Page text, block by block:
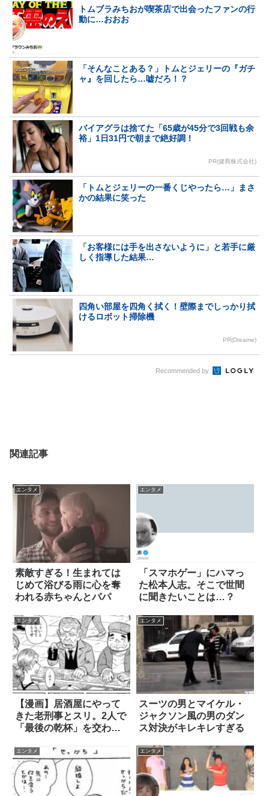
トムブラみちおが喫茶店で出会ったファンの行
動に…おおお
「そんなことある？」トムとジェリーの『ガチ
ャ』を回したら…嘘だろ！？
バイアグラは捨てた「65歳が45分で3回戦も余
裕」1日31円で朝まで絶好調！
PR(健商株式会社)
「トムとジェリーの一番くじやったら…」まさ
かの結果に笑った
「お客様には手を出さないように」と若手に厳
しく指導した結果…
四角い部屋を四角く拭く！壁際までしっかり拭
けるロボット掃除機
PR(Dreame)
Recommended by
関連記事
エンタメ
素敵すぎる！生まれては
じめて浴びる雨に心を奪
われる赤ちゃんとパパ
エンタメ
「スマホゲー」にハマっ
た松本人志。そこで世間
に聞きたいことは…？
エンタメ
【漫画】居酒屋にやって
きた老刑事とスリ。2人で
「最後の乾杯」を交わす
エンタメ
スーツの男とマイケル・
ジャクソン風の男のダン
ス対決がキレキレすぎる
エンタメ エンタメ